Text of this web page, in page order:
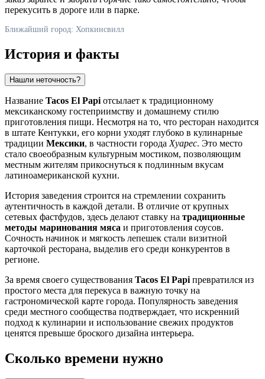
перекусить в дороге или в парке.
Ближайший город: Хопкинсвилл
История и факты
Нашли неточность?
Название Tacos El Papiотсылает к традиционному
мексиканскому гостеприимству и домашнему стилю
приготовления пищи. Несмотря на то, что ресторан находится
в штате Кентукки, его корни уходят глубоко в кулинарные
традиции Мексики, в частности городаХуарес. Это место
стало своеобразным культурным мостиком, позволяющим
местным жителям прикоснуться к подлинным вкусам
латиноамериканской кухни.
История заведения строится на стремлении сохранить
аутентичность в каждой детали. В отличие от крупных
сетевых фастфудов, здесь делают ставку на традиционные
методы маринования мяса и приготовления соусов.
Сочность начинок и мягкость лепешек стали визитной
карточкой ресторана, выделив его среди конкурентов в
регионе.
За время своего существования Tacos El Papiпревратился из
простого места для перекуса в важную точку на
гастрономической карте города. Популярность заведения
среди местного сообщества подтверждает, что искренний
подход к кулинарии и использование свежих продуктов
ценятся превыше броского дизайна интерьера.
Сколько времени нужно